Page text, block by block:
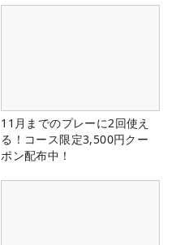
11月までのプレーに2回使え
る！コース限定3,500円クー
ポン配布中！